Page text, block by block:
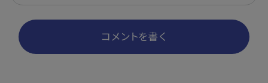
コメントを書く